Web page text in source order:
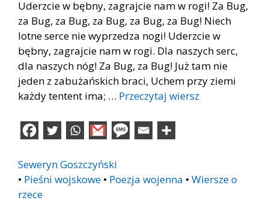
Uderzcie w bębny, zagrajcie nam w rogi! Za Bug,
za Bug, za Bug, za Bug, za Bug, za Bug! Niech
lotne serce nie wyprzedza nogi! Uderzcie w
bębny, zagrajcie nam w rogi. Dla naszych serc,
dla naszych nóg! Za Bug, za Bug! Już tam nie
jeden z zabużańskich braci, Uchem przy ziemi
każdy tentent ima; … Przeczytaj wiersz
Seweryn Goszczyński
• Pieśni wojskowe • Poezja wojenna • Wiersze o
rzece